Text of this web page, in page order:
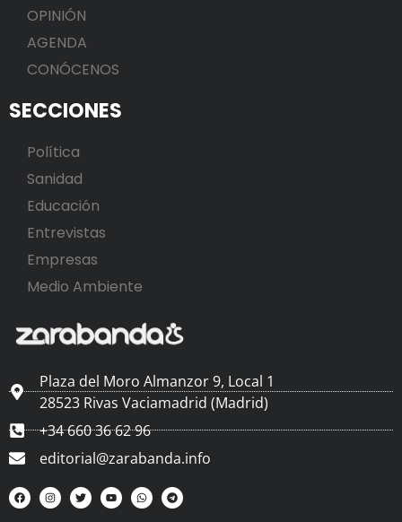
OPINIÓN
AGENDA
CONÓCENOS
SECCIONES
Política
Sanidad
Educación
Entrevistas
Empresas
Medio Ambiente
Plaza del Moro Almanzor 9, Local 1
28523 Rivas Vaciamadrid (Madrid)
+34 660 36 62 96
editorial@zarabanda.info